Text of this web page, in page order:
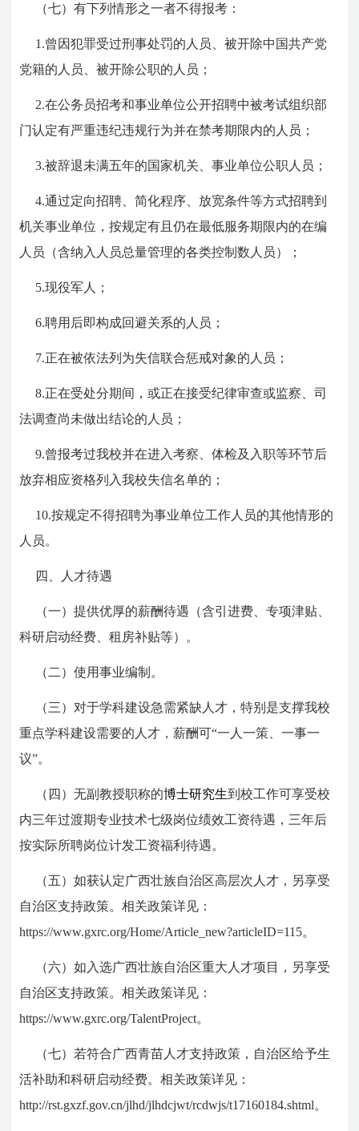
（七）有下列情形之一者不得报考：
1.曾因犯罪受过刑事处罚的人员、被开除中国共产党
党籍的人员、被开除公职的人员；
2.在公务员招考和事业单位公开招聘中被考试组织部
门认定有严重违纪违规行为并在禁考期限内的人员；
3.被辞退未满五年的国家机关、事业单位公职人员；
4.通过定向招聘、简化程序、放宽条件等方式招聘到
机关事业单位，按规定有且仍在最低服务期限内的在编
人员（含纳入人员总量管理的各类控制数人员）；
5.现役军人；
6.聘用后即构成回避关系的人员；
7.正在被依法列为失信联合惩戒对象的人员；
8.正在受处分期间，或正在接受纪律审查或监察、司
法调查尚未做出结论的人员；
9.曾报考过我校并在进入考察、体检及入职等环节后
放弃相应资格列入我校失信名单的；
10.按规定不得招聘为事业单位工作人员的其他情形的
人员。
四、 人才待遇
（一）提供优厚的薪酬待遇（含引进费、专项津贴、
科研启动经费、租房补贴等）。
（二）使用事业编制。
（三） 对于学科建设急需紧缺人才，特别是支撑我校
重点学科建设需要的人才，薪酬可“一人一策、一事一
议”。
（四）无副教授职称的博士研究生到校工作可享受校
内三年过渡期专业技术七级岗位绩效工资待遇，三年后
按实际所聘岗位计发工资福利待遇。
（五）如获认定广西壮族自治区高层次人才，另享受
自治区支持政策。相关政策详见：
https://www.gxrc.org/Home/Article_new?articleID=115。
（六）如入选广西壮族自治区重大人才项目，另享受
自治区支持政策。相关政策详见：
https://www.gxrc.org/TalentProject。
（七） 若符合广西青苗人才支持政策，自治区给予生
活补助和科研启动经费。相关政策详见：
http://rst.gxzf.gov.cn/jlhd/jlhdcjwt/rcdwjs/t17160184.shtml。